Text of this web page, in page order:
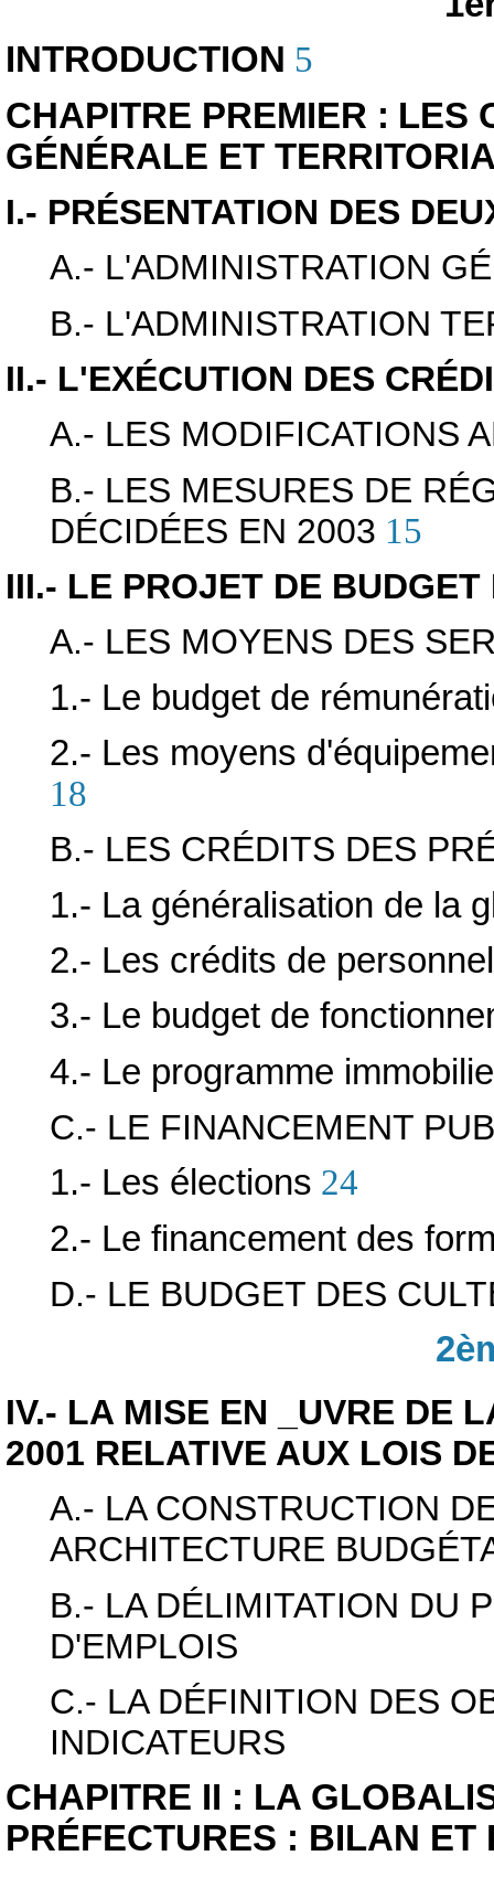
INTRODUCTION 5
CHAPITRE PREMIER : LES
GÉNÉRALE ET
I.- PRÉSENTATION DES
A.- L'ADMINISTRATION
B.- L'ADMINISTRATION
II.- L'EXÉCUTION DES
A.- LES MODIFICATIONS
B.- LES MESURES DE
DÉCIDÉES EN 2003 15
III.- LE PROJET DE BUDGET
A.- LES MOYENS DES
1.- Le budget de
2.- Les moyens
18
B.- LES CRÉDITS DES
1.- La généralisation de la
2.- Les crédits de personnel
3.- Le budget de
4.- Le programme
C.- LE FINANCEMENT
1.- Les élections 24
2.- Le financement des
D.- LE BUDGET DES
IV.- LA MISE EN _UVRE DE
2001 RELATIVE AUX LOIS
A.- LA CONSTRUCTION
ARCHITECTURE
B.- LA DÉLIMITATION DU
D'EMPLOIS
C.- LA DÉFINITION DES
INDICATEURS
CHAPITRE II : LA
PRÉFECTURES : BILAN ET